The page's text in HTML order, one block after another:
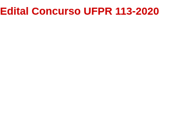
Edital Concurso UFPR 113-2020